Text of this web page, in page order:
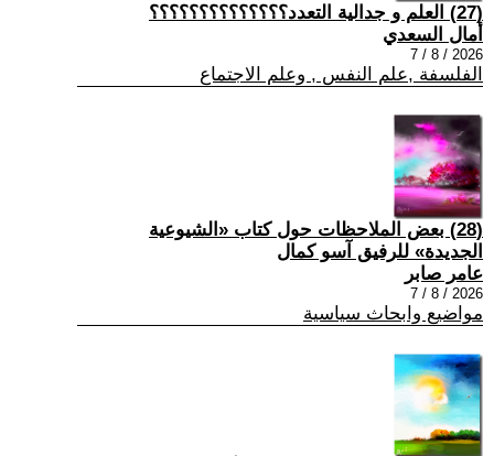
(27) العلم و جدالية التعدد؟؟؟؟؟؟؟؟؟؟؟؟؟؟
أمال السعدي
2026 / 8 / 7
الفلسفة ,علم النفس , وعلم الاجتماع
(28) بعض الملاحظات حول كتاب «الشيوعية
الجديدة» للرفيق آسو كمال
عامر صابر
2026 / 8 / 7
مواضيع وابحاث سياسية